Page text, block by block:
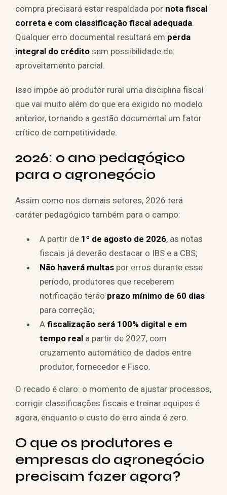
compra precisará estar respaldada por nota fiscal
correta e com classificação fiscal adequada.
Qualquer erro documental resultará em perda
integral do crédito sem possibilidade de
aproveitamento parcial.
Isso impõe ao produtor rural uma disciplina fiscal
que vai muito além do que era exigido no modelo
anterior, tornando a gestão documental um fator
crítico de competitividade.
2026: o ano pedagógico
para o agronegócio
Assim como nos demais setores, 2026 terá
caráter pedagógico também para o campo:
A partir de 1º de agosto de 2026, as notas
fiscais já deverão destacar o IBS e a CBS;
Não haverá multas por erros durante esse
período, produtores que receberem
notificação terão prazo mínimo de 60 dias
para correção;
A fiscalização será 100% digital e em
tempo real a partir de 2027, com
cruzamento automático de dados entre
produtor, fornecedor e Fisco.
O recado é claro: o momento de ajustar processos,
corrigir classificações fiscais e treinar equipes é
agora, enquanto o custo do erro ainda é zero.
O que os produtores e
empresas do agronegócio
precisam fazer agora?